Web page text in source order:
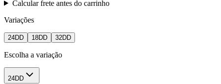
Calcular frete antes do carrinho
Variações
24DD 18DD 32DD
Escolha a variação
24DD